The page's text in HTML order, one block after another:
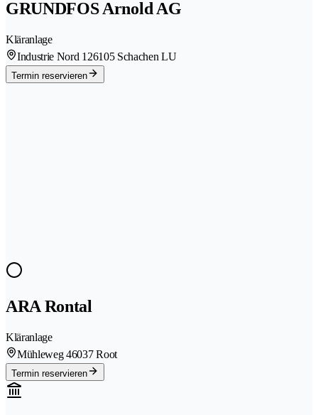
GRUNDFOS Arnold AG
Kläranlage
Industrie Nord 126105 Schachen LU
Termin reservieren
ARA Rontal
Kläranlage
Mühleweg 46037 Root
Termin reservieren